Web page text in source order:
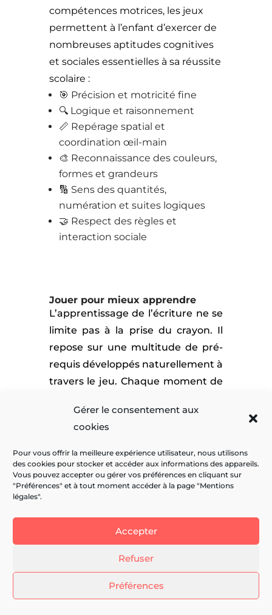
Gérer le consentement aux
cookies
Pour vous offrir la meilleure expérience utilisateur, nous utilisons
des cookies pour stocker et accéder aux informations des appareils.
Vous pouvez accepter ou gérer vos préférences en cliquant sur
"Préférences" et à tout moment accéder à la page "Mentions
légales".
Accepter
Refuser
Préférences
compétences motrices, les jeux
permettent à l’enfant d’exercer de
nombreuses aptitudes cognitives
et sociales essentielles à sa réussite
scolaire :
🎯 Précision et motricité fine
🔍 Logique et raisonnement
📏 Repérage spatial et
coordination œil-main
🎨 Reconnaissance des couleurs,
formes et grandeurs
🔢 Sens des quantités,
numération et suites logiques
🤝 Respect des règles et
interaction sociale
Jouer pour mieux apprendre
L’apprentissage de l’écriture ne se
limite pas à la prise du crayon. Il
repose sur une multitude de pré-
requis développés naturellement à
travers le jeu. Chaque moment de
d’apprendre et de progresser en
douceur.
Alors, n’hésitez pas : encouragez
votre enfant à manipuler, empiler,
aligner, encastrer… Chaque geste
contribue à l’amener vers une
écriture plus fluide et confortable !